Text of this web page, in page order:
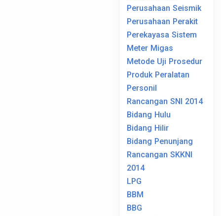
Perusahaan Seismik
Perusahaan Perakit
Perekayasa Sistem
Meter Migas
Metode Uji Prosedur
Produk Peralatan
Personil
Rancangan SNI 2014
Bidang Hulu
Bidang Hilir
Bidang Penunjang
Rancangan SKKNI
2014
LPG
BBM
BBG